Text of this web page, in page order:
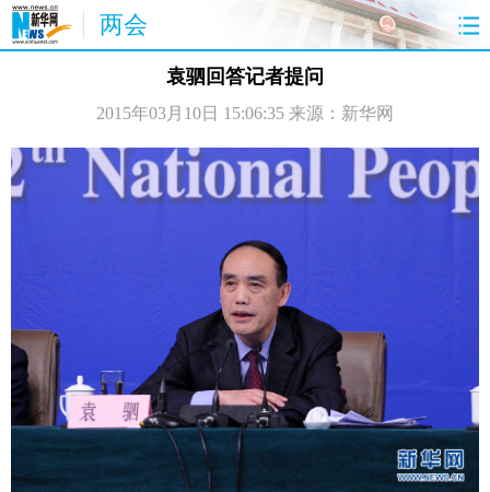
两会
聚焦 最新报道
特稿 授权发布
访谈 炫数据 图片 思客
袁驷回答记者提问
2015年03月10日 15:06:35 来源：新华网